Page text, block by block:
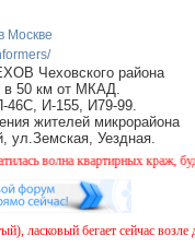
Москве
Чеховского района
в 50 км от МКАД.
46С, И-155, И79-99.
жителей микрорайона
ул.Земская, Уездная.
квартирных краж, будьте
ласковый бегает сейчас возле